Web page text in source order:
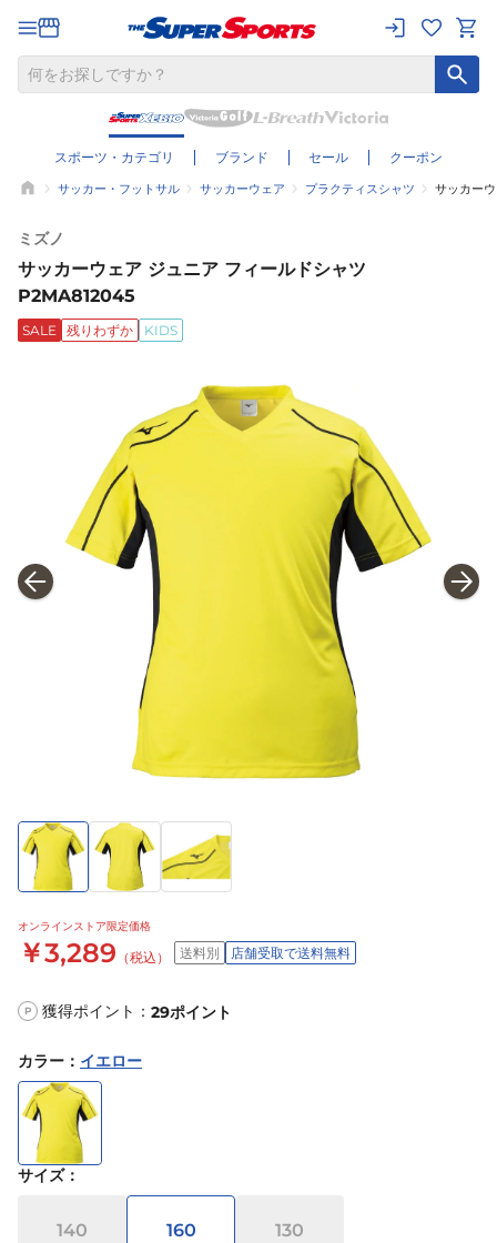
スポーツ・カテゴリ ブランド セール クーポン
サッカー・フットサル サッカーウェア プラクティスシャツ サッカー
ミズノ
サッカーウェア ジュニア フィールドシャツ
P2MA812045
SALE 残りわずか KIDS
オンラインストア限定価格
￥3,289 （税込） 送料別 店舗受取で送料無料
P 獲得ポイント： 29ポイント
カラー ： イエロー
サイズ：
140 160 130